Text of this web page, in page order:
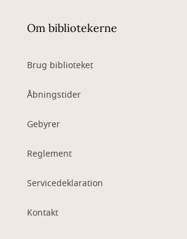
Om bibliotekerne
Brug biblioteket
Åbningstider
Gebyrer
Reglement
Servicedeklaration
Kontakt